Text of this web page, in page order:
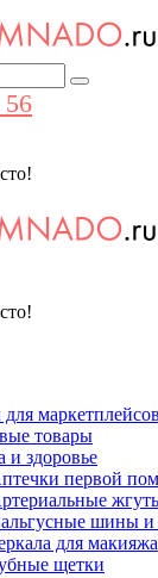
56
маркетплейсов
товары
и здоровье
первой
шины и
для макияжа
щетки